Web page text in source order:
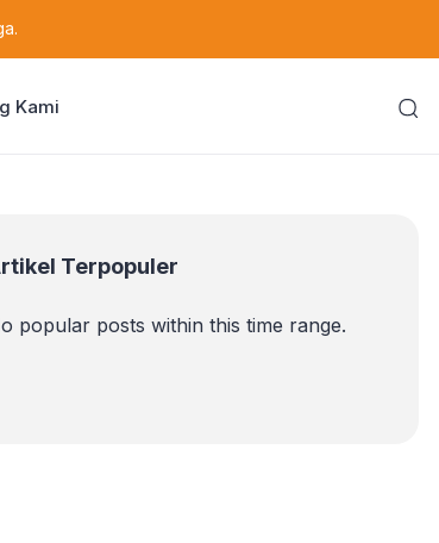
Kami
Terpopuler
popular posts within this time range.